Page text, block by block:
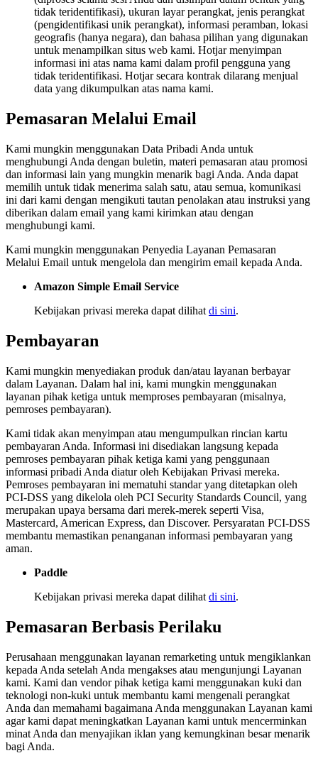
tidak teridentifikasi), ukuran layar perangkat, jenis perangkat
(pengidentifikasi unik perangkat), informasi peramban, lokasi
geografis (hanya negara), dan bahasa pilihan yang digunakan
untuk menampilkan situs web kami. Hotjar menyimpan
informasi ini atas nama kami dalam profil pengguna yang
tidak teridentifikasi. Hotjar secara kontrak dilarang menjual
data yang dikumpulkan atas nama kami.
Pemasaran Melalui Email
Kami mungkin menggunakan Data Pribadi Anda untuk
menghubungi Anda dengan buletin, materi pemasaran atau promosi
dan informasi lain yang mungkin menarik bagi Anda. Anda dapat
memilih untuk tidak menerima salah satu, atau semua, komunikasi
ini dari kami dengan mengikuti tautan penolakan atau instruksi yang
diberikan dalam email yang kami kirimkan atau dengan
menghubungi kami.
Kami mungkin menggunakan Penyedia Layanan Pemasaran
Melalui Email untuk mengelola dan mengirim email kepada Anda.
Amazon Simple Email Service
Kebijakan privasi mereka dapat dilihat di sini.
Pembayaran
Kami mungkin menyediakan produk dan/atau layanan berbayar
dalam Layanan. Dalam hal ini, kami mungkin menggunakan
layanan pihak ketiga untuk memproses pembayaran (misalnya,
pemroses pembayaran).
Kami tidak akan menyimpan atau mengumpulkan rincian kartu
pembayaran Anda. Informasi ini disediakan langsung kepada
pemroses pembayaran pihak ketiga kami yang penggunaan
informasi pribadi Anda diatur oleh Kebijakan Privasi mereka.
Pemroses pembayaran ini mematuhi standar yang ditetapkan oleh
PCI-DSS yang dikelola oleh PCI Security Standards Council, yang
merupakan upaya bersama dari merek-merek seperti Visa,
Mastercard, American Express, dan Discover. Persyaratan PCI-DSS
membantu memastikan penanganan informasi pembayaran yang
aman.
Paddle
Kebijakan privasi mereka dapat dilihat di sini.
Pemasaran Berbasis Perilaku
Perusahaan menggunakan layanan remarketing untuk mengiklankan
kepada Anda setelah Anda mengakses atau mengunjungi Layanan
kami. Kami dan vendor pihak ketiga kami menggunakan kuki dan
teknologi non-kuki untuk membantu kami mengenali perangkat
Anda dan memahami bagaimana Anda menggunakan Layanan kami
agar kami dapat meningkatkan Layanan kami untuk mencerminkan
minat Anda dan menyajikan iklan yang kemungkinan besar menarik
bagi Anda.